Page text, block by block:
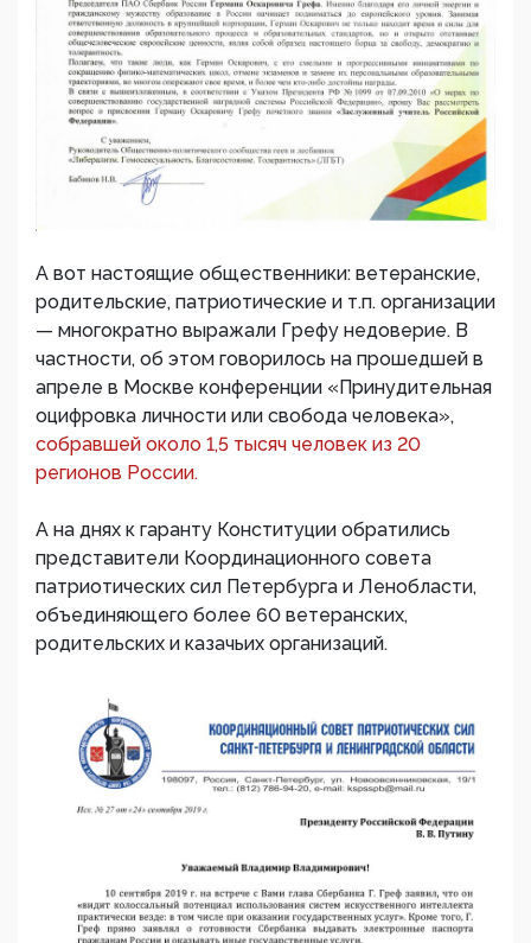
А вот настоящие общественники: ветеранские,
родительские, патриотические и т.п. организации
— многократно выражали Грефу недоверие. В
частности, об этом говорилось на прошедшей в
апреле в Москве конференции «Принудительная
оцифровка личности или свобода человека»,
собравшей около 1,5 тысяч человек из 20
регионов России.
А на днях к гаранту Конституции обратились
представители Координационного совета
патриотических сил Петербурга и Ленобласти,
объединяющего более 60 ветеранских,
родительских и казачьих организаций.